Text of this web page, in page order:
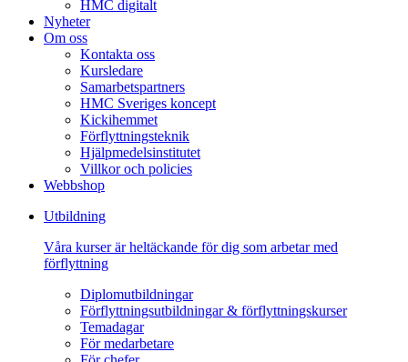
HMC digitalt
Nyheter
Om oss
Kontakta oss
Kursledare
Samarbetspartners
HMC Sveriges koncept
Kickihemmet
Förflyttningsteknik
Hjälpmedelsinstitutet
Villkor och policies
Webbshop
Utbildning
Våra kurser är heltäckande för dig som arbetar med
förflyttning
Diplomutbildningar
Förflyttningsutbildningar & förflyttningskurser
Temadagar
För medarbetare